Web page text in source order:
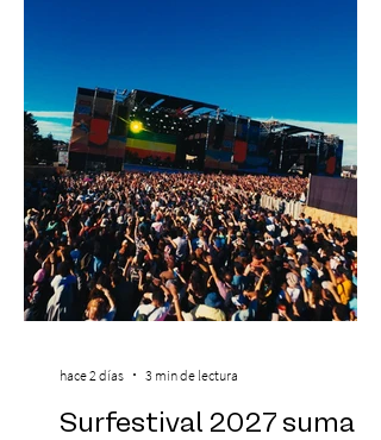
Centro Cultural Estación Mapocho, espacio
que albergará durante dos jornadas una
pro
Surfestival 2027 suma a
hace 2 días 3 min de lectura